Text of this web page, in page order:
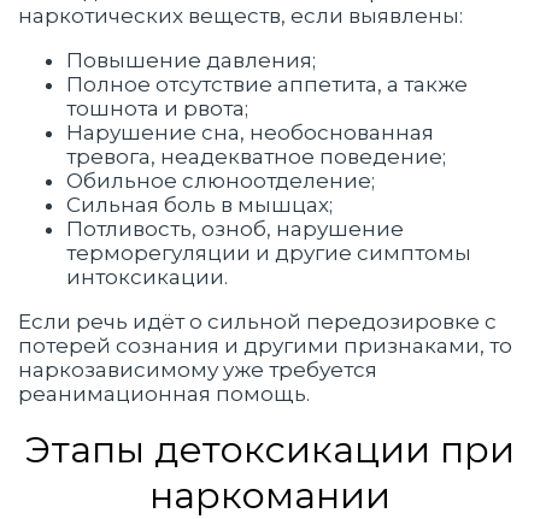
наркотических веществ, если выявлены:
Повышение давления;
Полное отсутствие аппетита, а также
тошнота и рвота;
Нарушение сна, необоснованная
тревога, неадекватное поведение;
Обильное слюноотделение;
Сильная боль в мышцах;
Потливость, озноб, нарушение
терморегуляции и другие симптомы
интоксикации.
Если речь идёт о сильной передозировке с
потерей сознания и другими признаками, то
наркозависимому уже требуется
реанимационная помощь.
Этапы детоксикации при
наркомании